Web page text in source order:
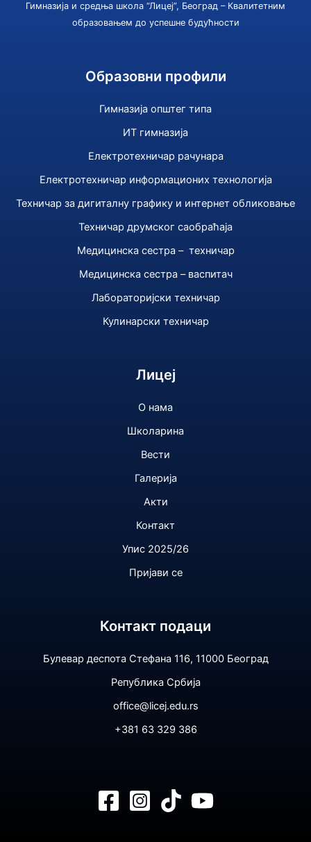
Гимназија и средња школа “Лицеј”, Београд – Квалитетним
образовањем до успешне будућности
Образовни профили
Гимназија општег типа
ИТ гимназија
Електротехничар рачунара
Електротехничар информационих технологија
Техничар за дигиталну графику и интернет обликовање
Техничар друмског саобраћаја
Медицинска сестра – техничар
Медицинска сестра – васпитач
Лабораторијски техничар
Кулинарски техничар
Лицеј
О нама
Школарина
Вести
Галерија
Акти
Контакт
Упис 2025/26
Пријави се
Контакт подаци
Булевар деспота Стефана 116, 11000 Београд
Република Србија
office@licej.edu.rs
+381 63 329 386